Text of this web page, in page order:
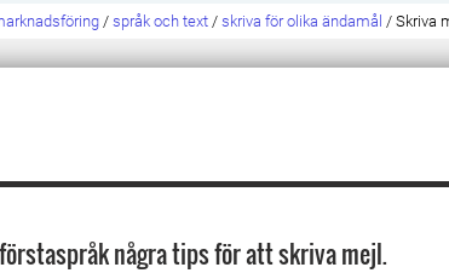
/ språk och text / skriva för olika ändamål / Skriva
några tips för att skriva mejl.